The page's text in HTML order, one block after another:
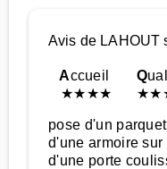
Avis de LAHOUT
Accueil
★★★★
Q
★★
pose d'un
d'une armoire
d'une porte